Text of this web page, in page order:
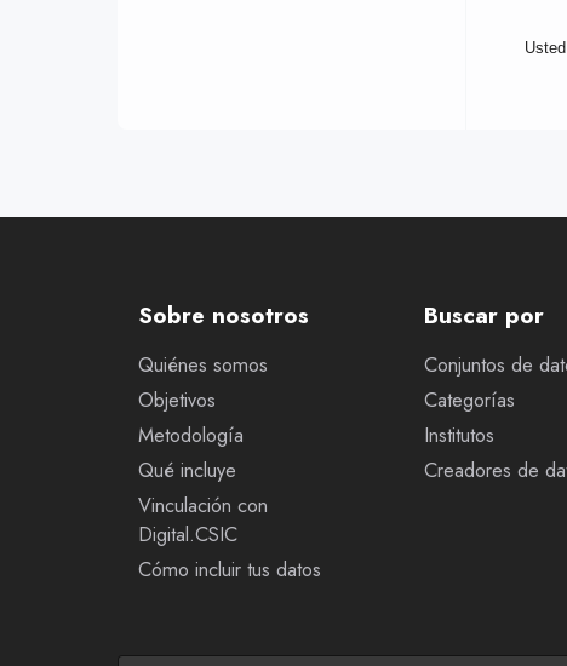
Sobre nosotros
Quiénes somos
Objetivos
Metodología
Qué incluye
Vinculación con
Digital.CSIC
Cómo incluir tus datos
Buscar por
Conjuntos de
Categorías
Institutos
Creadores de